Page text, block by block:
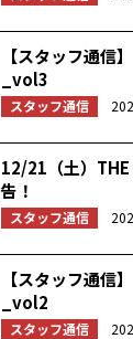
【スタッフ通信
_vol3
スタッフ通信
12/21（土）THE
告！
スタッフ通信
【スタッフ通信
_vol2
スタッフ通信